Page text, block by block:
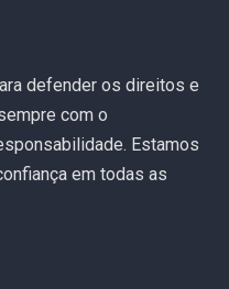
defender os direitos e
com o
Estamos
em todas as